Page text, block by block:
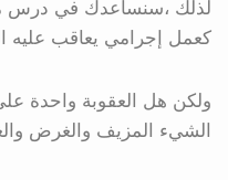
لذلك ،سنساعدك في درس
كعمل إجرامي يعاقب عليه
ولكن هل العقوبة واحدة
الشيء المزيف والغرض